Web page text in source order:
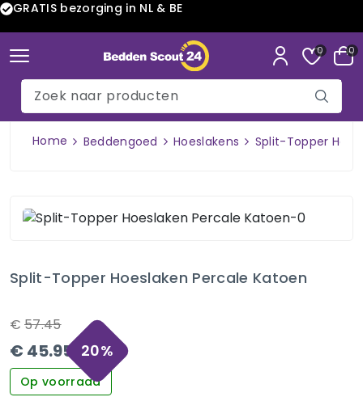
GRATIS bezorging in NL & BE
0 0
Home Beddengoed Hoeslakens Split-Topper
Split-Topper Hoeslaken Percale Katoen
€ 57.45
€ 45.95 20%
Op voorraad